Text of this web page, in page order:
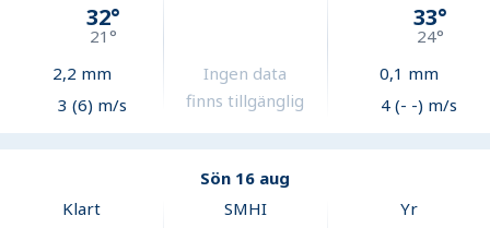
32°
21°
2,2 mm
3 (6) m/s
Ingen data
finns tillgänglig
33°
24°
0,1 mm
4 (- -) m/s
Sön 16 aug
Klart
SMHI Yr